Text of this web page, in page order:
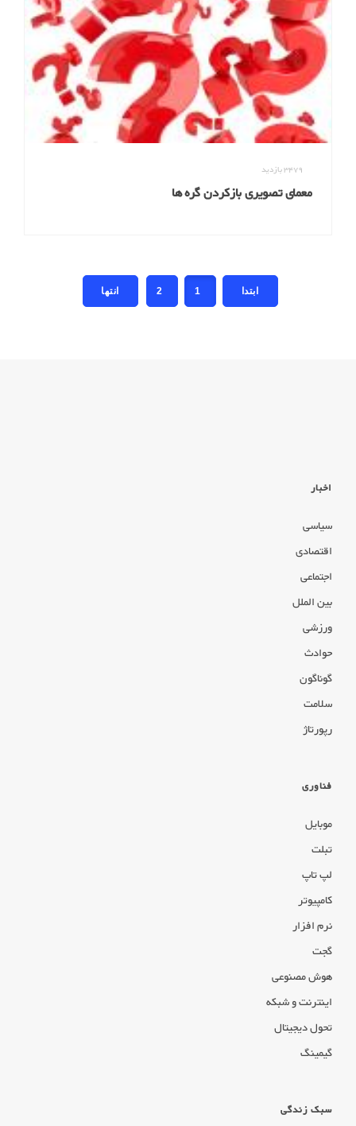
3479بازدید
معمای تصویری بازکردن گره ها
1
2
اخبار
سیاسی
اقتصادی
اجتماعی
بین الملل
ورزشی
حوادث
گوناگون
سلامت
رپورتاژ
فناوری
موبایل
تبلت
لپ تاپ
کامپیوتر
نرم افزار
گجت
هوش مصنوعی
اینترنت و شبکه
تحول دیجیتال
گیمینگ
سبک زندگی